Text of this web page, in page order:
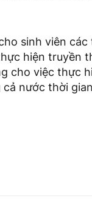
sinh viên
hiện truyền
cho việc thực
nước thời